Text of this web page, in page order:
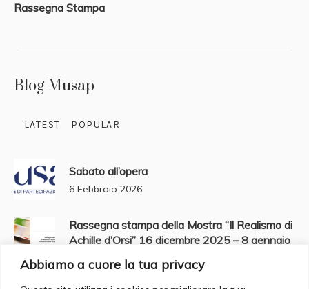
Abbiamo a cuore la tua privacy
Rassegna Stampa
Blog Musap
LATEST POPULAR
Sabato all’opera
6 Febbraio 2026
Rassegna stampa della Mostra “Il Realismo di
Achille d’Orsi” 16 dicembre 2025 – 8 gennaio
2 Gennaio 2026